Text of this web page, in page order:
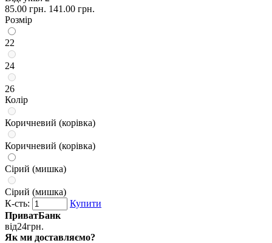
85.00 грн. 141.00 грн.
Розмір
22
24
26
Колір
Коричневий (корівка)
Коричневий (корівка)
Сірий (мишка)
Сірий (мишка)
К-сть:
Купити
ПриватБанк
від24грн.
Як ми доставляємо?